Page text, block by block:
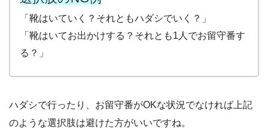
「靴はいていく？それともハダシでいく？」
「靴はいてお出かけする？それとも1人でお留守番す
る？」
ハダシで行ったり、お留守番がOKな状況でなければ上記
のような選択肢は避けた方がいいですね。